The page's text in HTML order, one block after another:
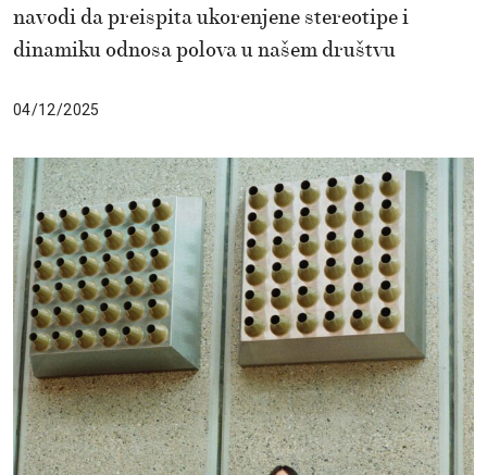
navodi da preispita ukorenjene stereotipe i
dinamiku odnosa polova u našem društvu
04/12/2025